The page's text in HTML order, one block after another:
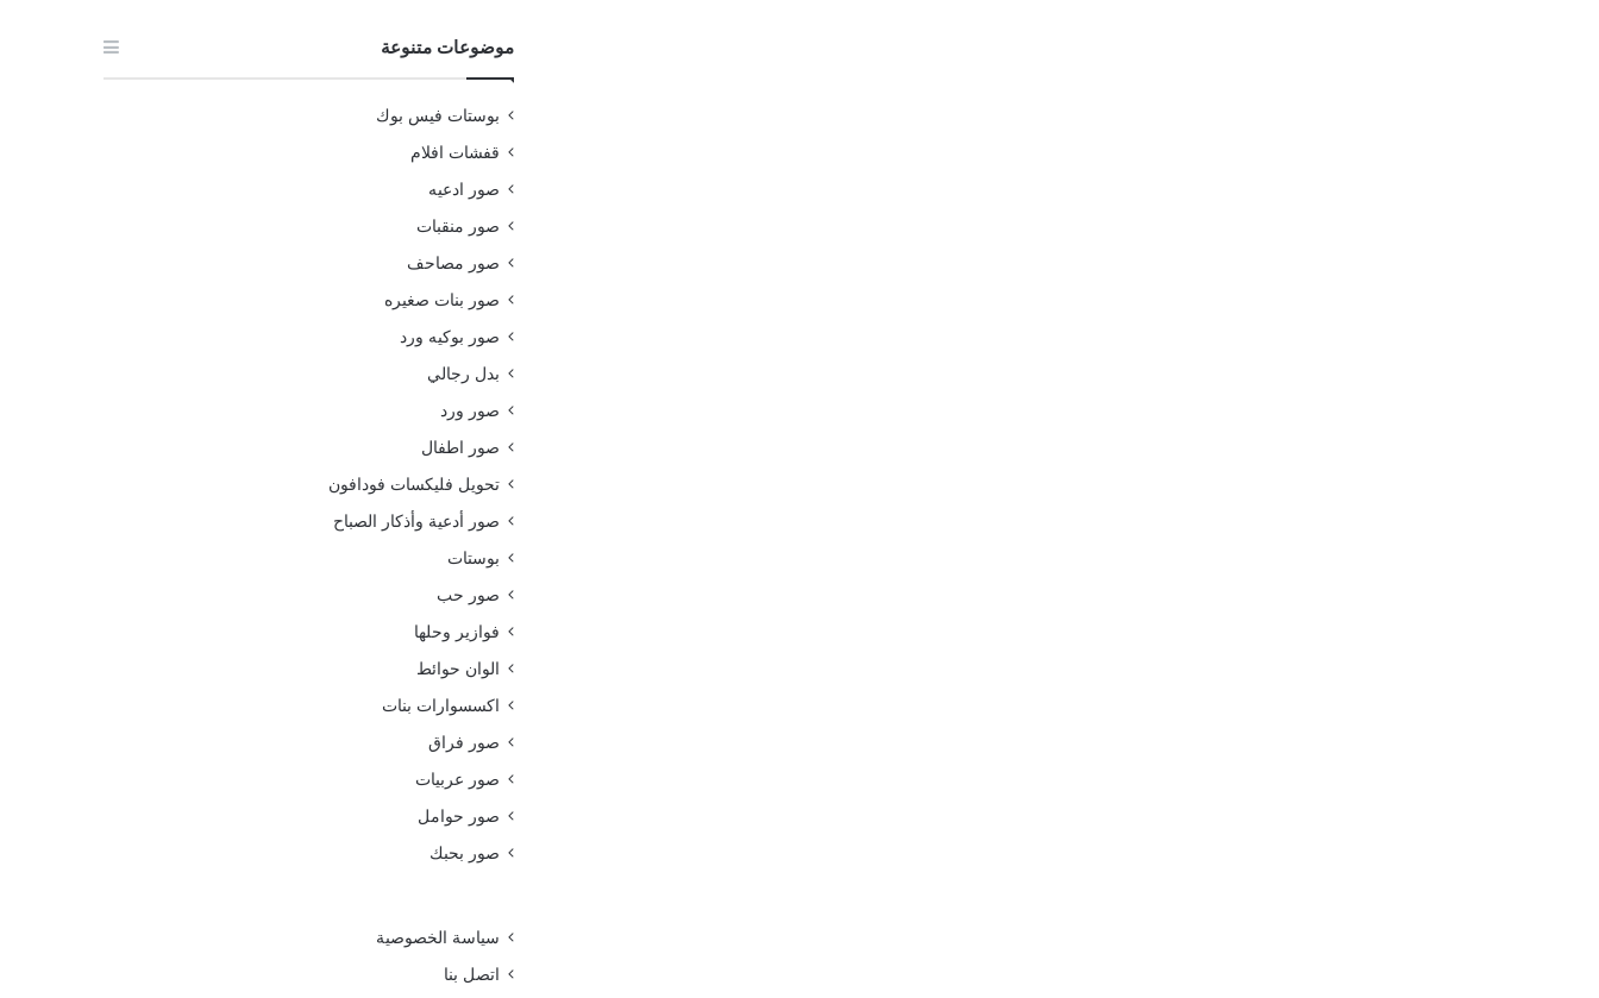
موضوعات متنوعة
بوستات فيس بوك
قفشات افلام
صور ادعيه
صور منقبات
صور مصاحف
صور بنات صغيره
صور بوكيه ورد
بدل رجالي
صور ورد
صور اطفال
تحويل فليكسات فودافون
صور أدعية وأذكار الصباح
بوستات
صور حب
فوازير وحلها
الوان حوائط
اكسسوارات بنات
صور فراق
صور عربيات
صور حوامل
صور بحبك
سياسة الخصوصية
اتصل بنا